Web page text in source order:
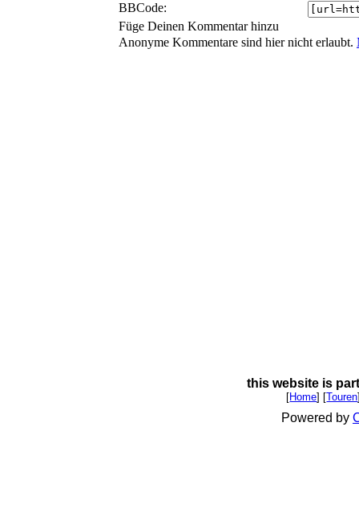
BBCode:
Füge Deinen Kommentar hinzu
Anonyme Kommentare sind hier nicht erlaubt.
this website is
[Home] [Touren
Powered by